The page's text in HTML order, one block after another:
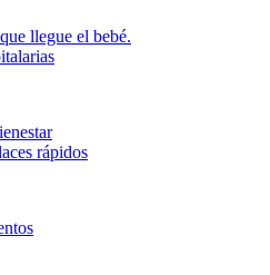
llegue el bebé.
rápidos